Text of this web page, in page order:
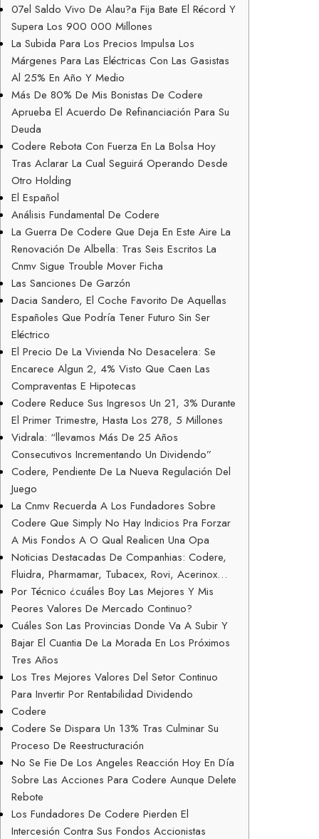
07el Saldo Vivo De Alau?a Fija Bate El Récord Y
Supera Los 900 000 Millones
La Subida Para Los Precios Impulsa Los
Márgenes Para Las Eléctricas Con Las Gasistas
Al 25% En Año Y Medio
Más De 80% De Mis Bonistas De Codere
Aprueba El Acuerdo De Refinanciación Para Su
Deuda
Codere Rebota Con Fuerza En La Bolsa Hoy
Tras Aclarar La Cual Seguirá Operando Desde
Otro Holding
El Español
Análisis Fundamental De Codere
La Guerra De Codere Que Deja En Este Aire La
Renovación De Albella: Tras Seis Escritos La
Cnmv Sigue Trouble Mover Ficha
Las Sanciones De Garzón
Dacia Sandero, El Coche Favorito De Aquellas
Españoles Que Podría Tener Futuro Sin Ser
Eléctrico
El Precio De La Vivienda No Desacelera: Se
Encarece Algun 2, 4% Visto Que Caen Las
Compraventas E Hipotecas
Codere Reduce Sus Ingresos Un 21, 3% Durante
El Primer Trimestre, Hasta Los 278, 5 Millones
Vidrala: “llevamos Más De 25 Años
Consecutivos Incrementando Un Dividendo”
Codere, Pendiente De La Nueva Regulación Del
Juego
La Cnmv Recuerda A Los Fundadores Sobre
Codere Que Simply No Hay Indicios Pra Forzar
A Mis Fondos A O Qual Realicen Una Opa
Noticias Destacadas De Companhias: Codere,
Fluidra, Pharmamar, Tubacex, Rovi, Acerinox…
Por Técnico ¿cuáles Boy Las Mejores Y Mis
Peores Valores De Mercado Continuo?
Cuáles Son Las Provincias Donde Va A Subir Y
Bajar El Cuantia De La Morada En Los Próximos
Tres Años
Los Tres Mejores Valores Del Setor Continuo
Para Invertir Por Rentabilidad Dividendo
Codere
Codere Se Dispara Un 13% Tras Culminar Su
Proceso De Reestructuración
No Se Fie De Los Angeles Reacción Hoy En Día
Sobre Las Acciones Para Codere Aunque Delete
Rebote
Los Fundadores De Codere Pierden El
Intercesión Contra Sus Fondos Accionistas